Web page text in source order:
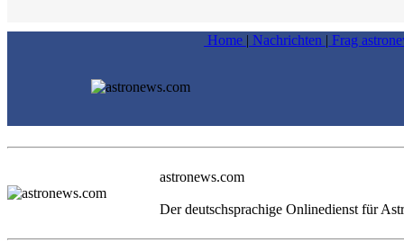
Home | Nachrichten | Frag
astronews.com
Der deutschsprachige Onlinedienst für